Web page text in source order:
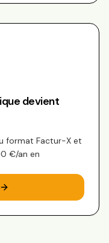
devient
format Factur-X et
€/an en